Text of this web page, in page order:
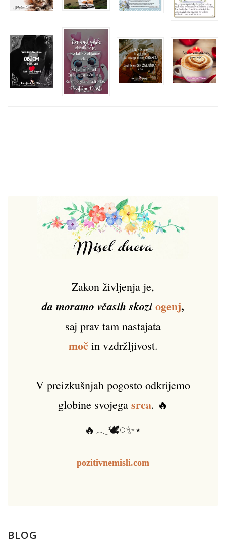
Zakon življenja je,
da moramo včasih skoziogenj,
saj prav tam nastajata
močin vzdržljivost.
V preizkušnjah pogosto odkrijemo
globine svojega srca. 🔥
🔥𓂃🕊️𓏸✨⋆
pozitivnemisli.com
BLOG